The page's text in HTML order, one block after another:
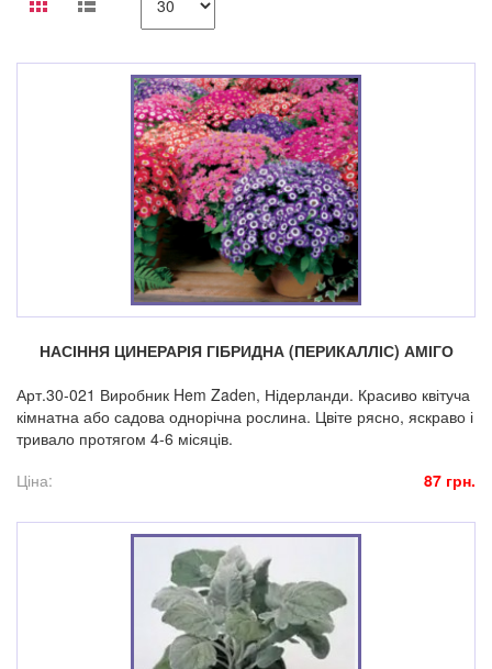
НАСІННЯ ЦИНЕРАРІЯ ГІБРИДНА (ПЕРИКАЛЛІС) АМІГО
Арт.30-021 Виробник Hem Zaden, Нідерланди. Красиво квітуча
кімнатна або садова однорічна рослина. Цвіте рясно, яскраво і
тривало протягом 4-6 місяців.
Ціна:
87 грн.